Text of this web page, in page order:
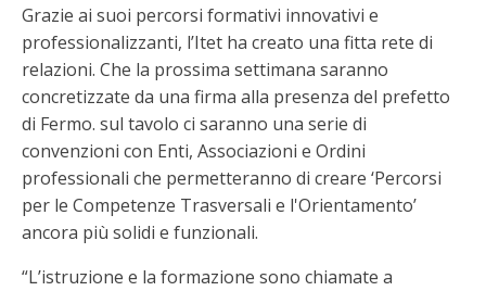
Grazie ai suoi percorsi formativi innovativi e
professionalizzanti, l’Itet ha creato una fitta rete di
relazioni. Che la prossima settimana saranno
concretizzate da una firma alla presenza del prefetto
di Fermo. sul tavolo ci saranno una serie di
convenzioni con Enti, Associazioni e Ordini
professionali che permetteranno di creare ‘Percorsi
per le Competenze Trasversali e l'Orientamento’
ancora più solidi e funzionali.
“L’istruzione e la formazione sono chiamate a